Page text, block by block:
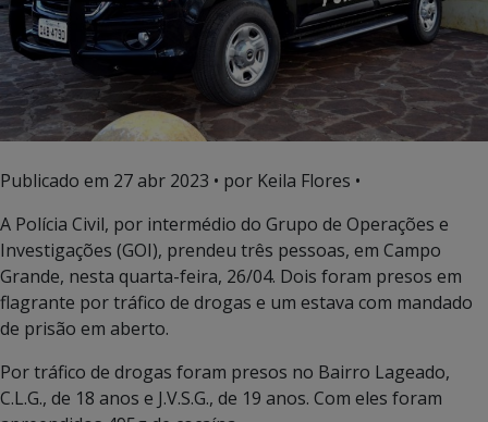
Publicado em 27 abr 2023 • por Keila Flores •
A Polícia Civil, por intermédio do Grupo de Operações e
Investigações (GOI), prendeu três pessoas, em Campo
Grande, nesta quarta-feira, 26/04. Dois foram presos em
flagrante por tráfico de drogas e um estava com mandado
de prisão em aberto.
Por tráfico de drogas foram presos no Bairro Lageado,
C.L.G., de 18 anos e J.V.S.G., de 19 anos. Com eles foram